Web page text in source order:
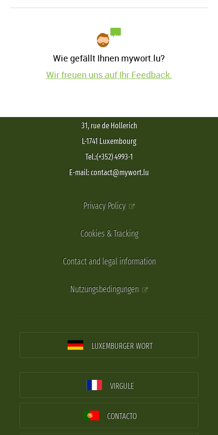
Wie gefällt Ihnen mywort.lu?
Wir freuen uns auf Ihr Feedback.
31, rue de Hollerich
L-1741 Luxembourg
Tel.:(+352) 4993-1
E-mail: contact@mywort.lu
Privacy Policy
Cookies & Tracking
Contact and legal information
Nutzungsbedingungen
LUXEMBURGER WORT
VIRGULE
CONTACTO